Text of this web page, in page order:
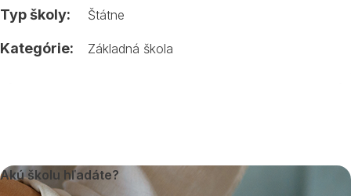
Typ školy: Štátne
Kategórie: Základná škola
Akú školu hľadáte?